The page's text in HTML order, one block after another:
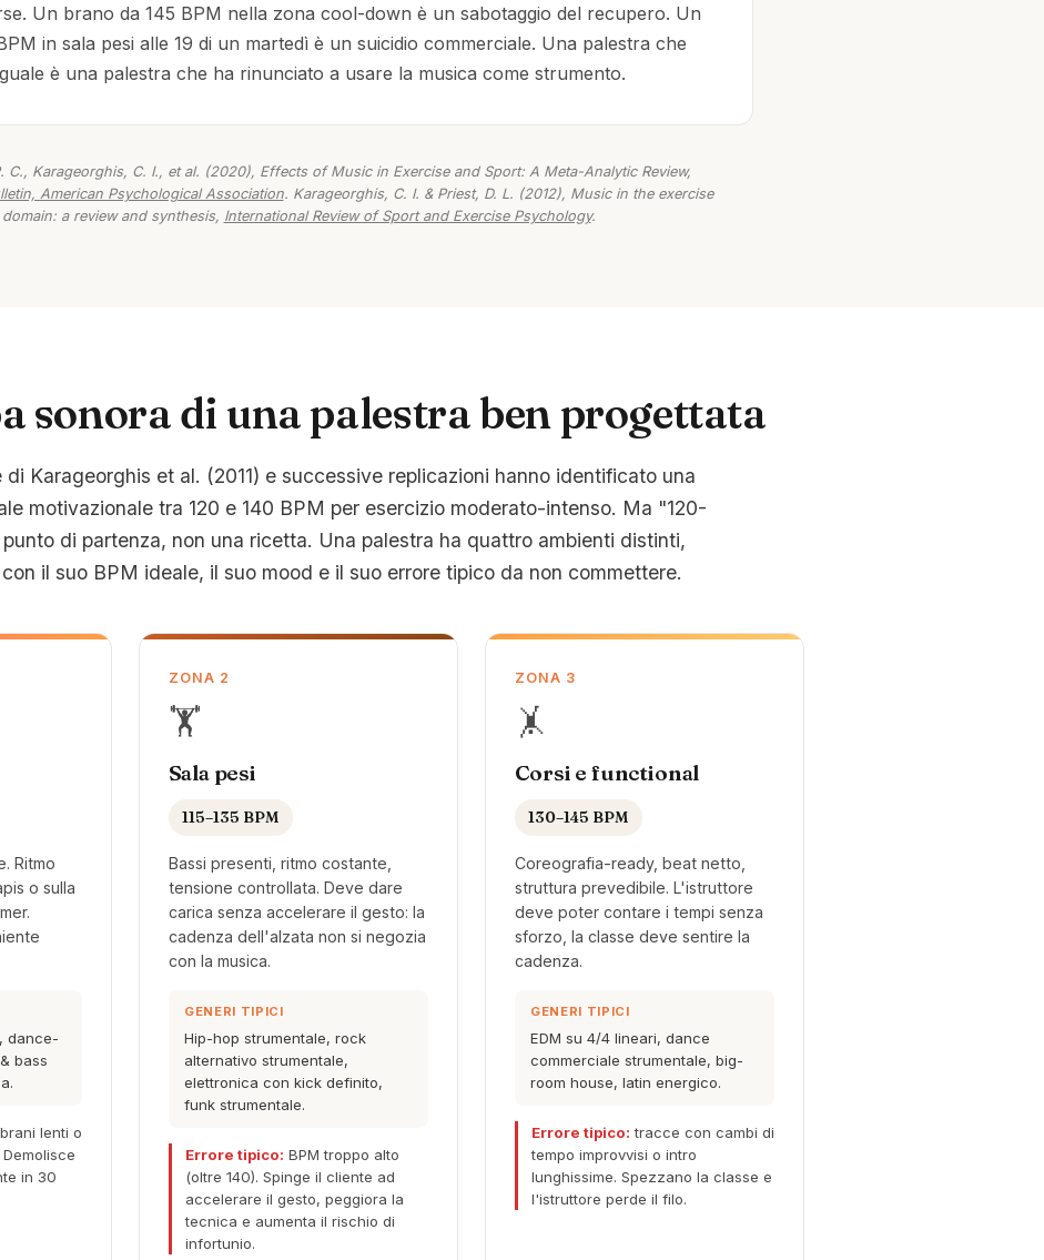
Un brano da 145 BPM nella zona cool-down è un sabotaggio del recupero. Un
in sala pesi alle 19 di un martedì è un suicidio commerciale. Una palestra che
è una palestra che ha rinunciato a usare la musica come strumento.
C., Karageorghis, C. I., et al. (2020), Effects of Music in Exercise and Sport: A Meta-Analytic Review,
American Psychological Association. Karageorghis, C. I. & Priest, D. L. (2012), Music in the exercise
domain: a review and synthesis, International Review of Sport and Exercise Psychology.
sonora di una palestra ben progettata
di Karageorghis et al. (2011) e successive replicazioni hanno identificato una
motivazionale tra 120 e 140 BPM per esercizio moderato-intenso. Ma "120-
di partenza, non una ricetta. Una palestra ha quattro ambienti distinti,
il suo BPM ideale, il suo mood e il suo errore tipico da non commettere.
Ritmo
o sulla
dance-
bass
lenti o
in 30
ZONA 2
🏋️
Sala pesi
115–135 BPM
Bassi presenti, ritmo costante,
tensione controllata. Deve dare
carica senza accelerare il gesto: la
cadenza dell'alzata non si negozia
con la musica.
GENERI TIPICI
Hip-hop strumentale, rock
alternativo strumentale,
elettronica con kick definito,
funk strumentale.
Errore tipico: BPM troppo alto
(oltre 140). Spinge il cliente ad
accelerare il gesto, peggiora la
tecnica e aumenta il rischio di
infortunio.
ZONA 3
🤸
Corsi e functional
130–145 BPM
Coreografia-ready, beat netto,
struttura prevedibile. L'istruttore
deve poter contare i tempi senza
sforzo, la classe deve sentire la
cadenza.
GENERI TIPICI
EDM su 4/4 lineari, dance
commerciale strumentale, big-
room house, latin energico.
Errore tipico: tracce con cambi di
tempo improvvisi o intro
lunghissime. Spezzano la classe e
l'istruttore perde il filo.